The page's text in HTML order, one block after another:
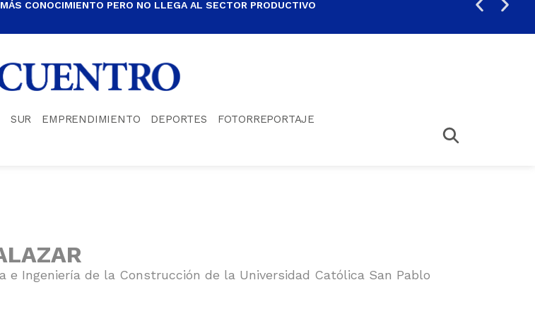
CONOCIMIENTO PERO NO LLEGA AL SECTOR PRODUCTIVO
SUR EMPRENDIMIENTO DEPORTES FOTORREPORTAJE
e Ingeniería de la Construcción de la Universidad Católica San Pablo